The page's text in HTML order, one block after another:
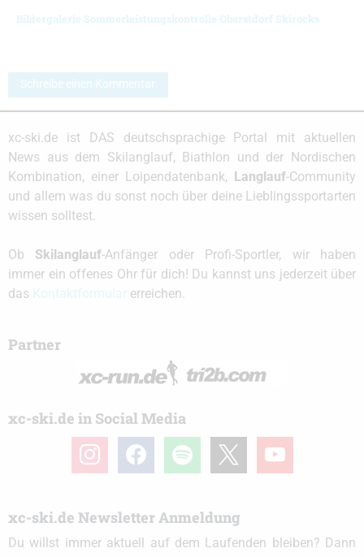
Bildergalerie Sommerleistungskontrolle Oberstdorf Skirocks
Schreibe einen Kommentar
xc-ski.de ist DAS deutschsprachige Portal mit aktuellen
News aus dem Skilanglauf, Biathlon und der Nordischen
Kombination, einer Loipendatenbank, Langlauf-Community
und allem was du sonst noch über deine Lieblingssportarten
wissen solltest.
Ob Skilanglauf-Anfänger oder Profi-Sportler, wir haben
immer ein offenes Ohr für dich! Du kannst uns jederzeit über
das
erreichen.
Partner
xc-ski.de in Social Media
instagramfacebook spotify youtube
xc-ski.de Newsletter Anmeldung
Du willst immer aktuell auf dem Laufenden bleiben? Dann